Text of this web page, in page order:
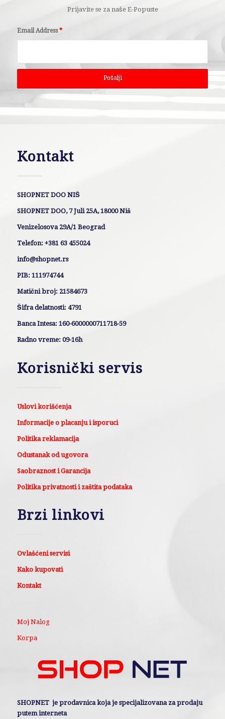
Prijavite se za naše E-Popuste
Email Address*
Kontakt
SHOPNET DOO NIŠ
SHOPNET DOO, 7 Juli 25A, 18000 Niš
Venizelosova 29A/1 Beograd
Telefon: +381 63 455024
info@shopnet.rs
PIB: 111974744
Matični broj: 21584673
Šifra delatnosti: 4791
Banca Intesa: 160-6000000711718-59
Radno vreme: 09-16h
Korisnički servis
Uslovi korišćenja
Informacije o placanju i isporuci
Politika reklamacija
Odustanak od ugovora
Saobraznost i Garancija
Politika privatnosti i zaštita podataka
Brzi linkovi
Ovlašćeni servisi
Kako kupovati
Kontakt
Moj Nalog
Korpa
SHOPNET je prodavnica koja je specijalizovana za prodaju
putem interneta